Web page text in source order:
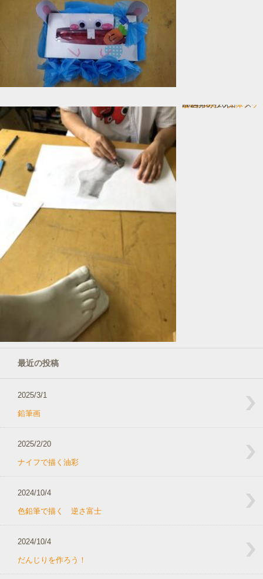
漫画の為の 人体デッサン
In 画力アップコース
2024年6月28日
最近の投稿
2025/3/1
鉛筆画
2025/2/20
ナイフで描く油彩
2024/10/4
色鉛筆で描く 逆さ富士
2024/10/4
だんじりを作ろう！